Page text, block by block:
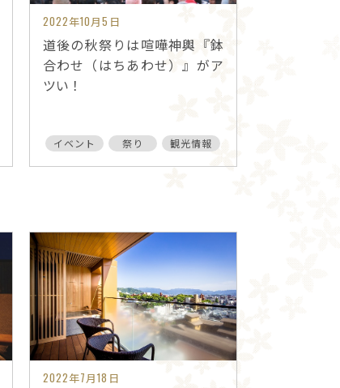
2022年10月5日
道後の秋祭りは喧嘩神輿『鉢
合わせ（はちあわせ）』がア
ツい！
イベント 祭り 観光情報
2022年7月18日